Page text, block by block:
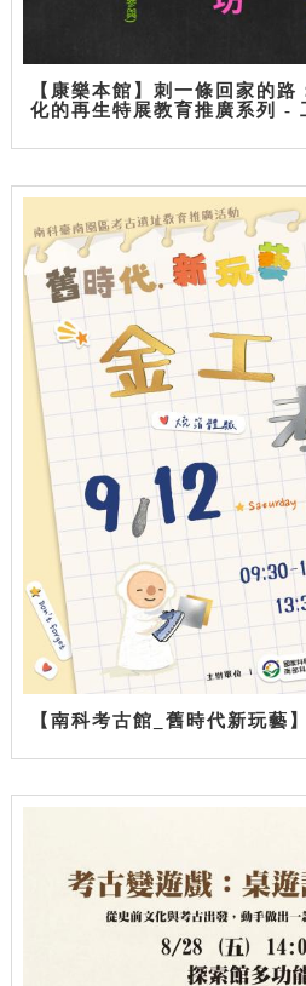
【康樂本館】刺一條回家的
化的再生特展教育推廣系列 -
【南科考古館_舊時代新玩藝